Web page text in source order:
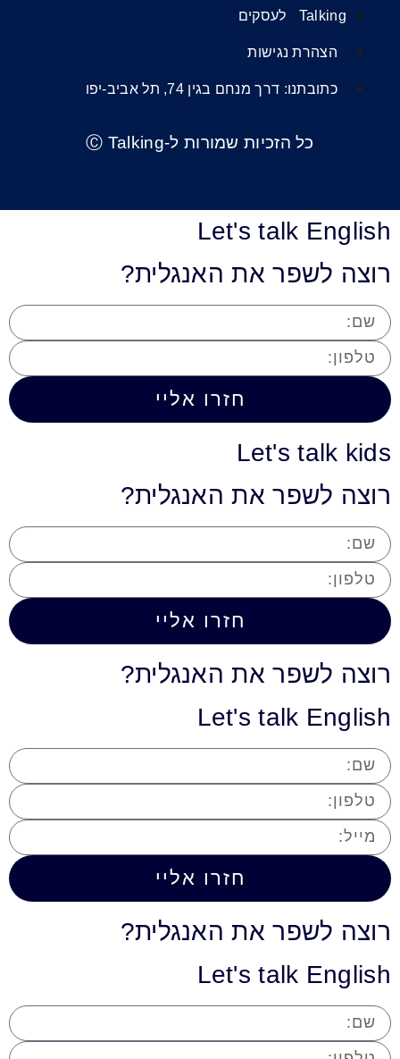
Talking לעסקים
הצהרת נגישות
כתובתנו: דרך מנחם בגין 74, תל אביב-יפו
כל הזכיות שמורות ל-Ⓒ Talking
Let's talk English
רוצה לשפר את האנגלית?
חזרו אליי
Let's talk kids
רוצה לשפר את האנגלית?
חזרו אליי
רוצה לשפר את האנגלית?
Let's talk English
חזרו אליי
רוצה לשפר את האנגלית?
Let's talk English